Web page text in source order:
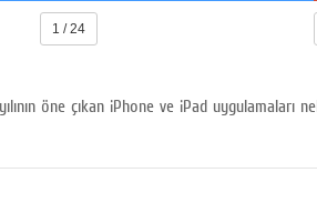
1 / 24
öne çıkan iPhone ve iPad uygulamaları